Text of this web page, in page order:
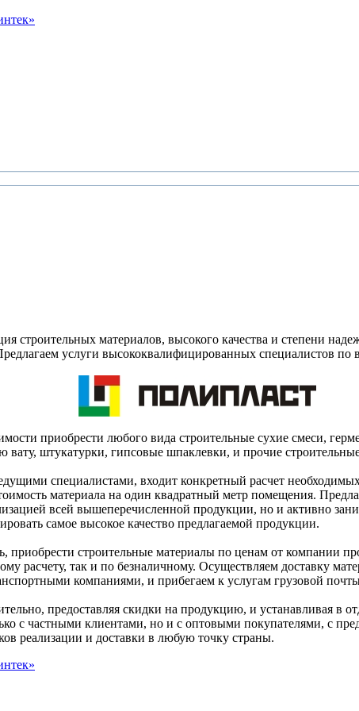
строительных материалов, высокого качества и степени
услуги высококвалифицированных специалистов по
приобрести любого вида строительные сухие смеси,
штукатурки, гипсовые шпаклевки, и прочие
специалистами, входит конкретный расчет
материала на один квадратный метр помещения.
всей вышеперечисленной продукции, но и активно
самое высокое качество предлагаемой продукции.
строительные материалы по ценам от компании
расчету, так и по безналичному. Осуществляем доставку
компаниями, и прибегаем к услугам грузовой
предоставляя скидки на продукцию, и устанавливая в
с частными клиентами, но и с оптовыми покупателями, с
реализации и доставки в любую точку страны.